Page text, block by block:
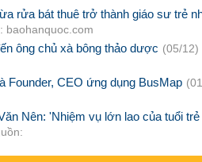
rửa bát thuê trở thành giáo sư trẻ
baohanquoc.com
ông chủ xà bông thảo dược (05/12)
Founder, CEO ứng dụng BusMap
Nên: 'Nhiệm vụ lớn lao của tuổi